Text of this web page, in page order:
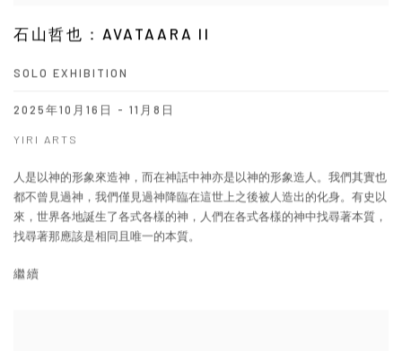
石山哲也：AVATAARA II
SOLO EXHIBITION
2025年10月16日 - 11月8日
YIRI ARTS
人是以神的形象來造神，而在神話中神亦是以神的形象造人。我們其實也
都不曾見過神，我們僅見過神降臨在這世上之後被人造出的化身。有史以
來，世界各地誕生了各式各樣的神，人們在各式各樣的神中找尋著本質，
找尋著那應該是相同且唯一的本質。
繼續